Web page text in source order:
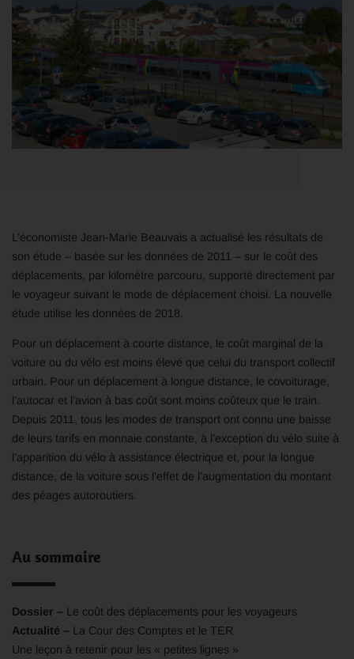
L’économiste Jean-Marie Beauvais a actualisé les résultats de
son étude – basée sur les données de 2011 – sur le coût des
déplacements, par kilomètre parcouru, supporté directement par
le voyageur suivant le mode de déplacement choisi. La nouvelle
étude utilise les données de 2018.
Pour un déplacement à courte distance, le coût marginal de la
voiture ou du vélo est moins élevé que celui du transport collectif
urbain. Pour un déplacement à longue distance, le covoiturage,
l’autocar et l’avion à bas coût sont moins coûteux que le train.
Depuis 2011, tous les modes de transport ont connu une baisse
de leurs tarifs en monnaie constante, à l’exception du vélo suite à
l’apparition du vélo à assistance électrique et, pour la longue
distance, de la voiture sous l’effet de l’augmentation du montant
des péages autoroutiers.
Au sommaire
Dossier – Le coût des déplacements pour les voyageurs
Actualité – La Cour des Comptes et le TER
Une leçon à retenir pour les « petites lignes »